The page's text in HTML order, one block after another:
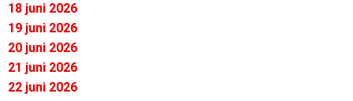
18 juni 2026
19 juni 2026
20 juni 2026
21 juni 2026
22 juni 2026